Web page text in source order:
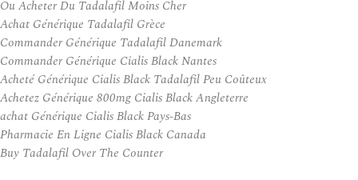
Ou Acheter Du Tadalafil Moins Cher
Achat Générique Tadalafil Grèce
Commander Générique Tadalafil Danemark
Commander Générique Cialis Black Nantes
Acheté Générique Cialis Black Tadalafil Peu Coûteux
Achetez Générique 800mg Cialis Black Angleterre
achat Générique Cialis Black Pays-Bas
Pharmacie En Ligne Cialis Black Canada
Buy Tadalafil Over The Counter